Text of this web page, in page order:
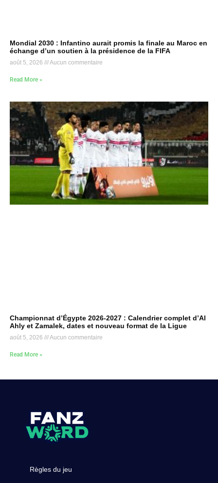
Mondial 2030 : Infantino aurait promis la finale au Maroc en
échange d’un soutien à la présidence de la FIFA
août 5, 2026 Aucun commentaire
Read More »
Championnat d’Égypte 2026-2027 : Calendrier complet d’Al
Ahly et Zamalek, dates et nouveau format de la Ligue
août 5, 2026 Aucun commentaire
Read More »
Règles du jeu